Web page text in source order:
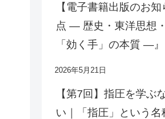
【電子書籍出版のお
点 ― 歴史・東洋思想
「効く手」の本質 ―
2026年5月21日
【第7回】指圧を学ぶ
い｜「指圧」という名